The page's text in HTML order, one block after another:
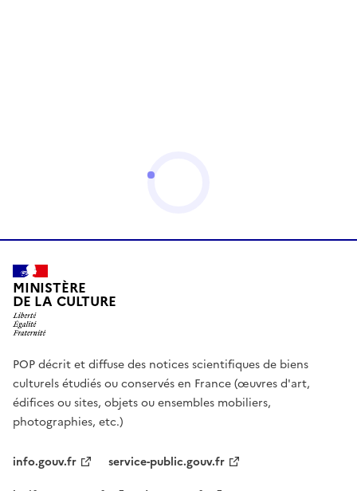
MINISTÈRE
DE LA CULTURE
POP décrit et diffuse des notices scientifiques de biens
culturels étudiés ou conservés en France (œuvres d'art,
édifices ou sites, objets ou ensembles mobiliers,
photographies, etc.)
info.gouv.fr
service-public.gouv.fr